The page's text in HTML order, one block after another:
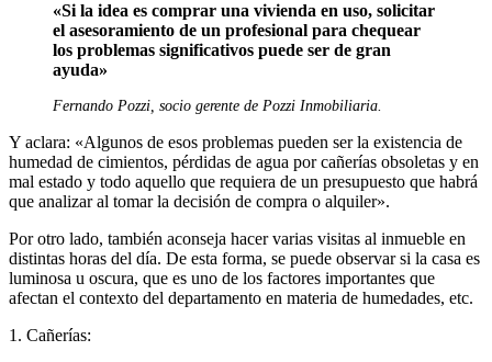
«Si la idea es comprar una vivienda en uso, solicitar
el asesoramiento de un profesional para chequear
los problemas significativos puede ser de gran
ayuda»
Fernando Pozzi, socio gerente de Pozzi Inmobiliaria.
Y aclara: «Algunos de esos problemas pueden ser la existencia de
humedad de cimientos, pérdidas de agua por cañerías obsoletas y en
mal estado y todo aquello que requiera de un presupuesto que habrá
que analizar al tomar la decisión de compra o alquiler».
Por otro lado, también aconseja hacer varias visitas al inmueble en
distintas horas del día. De esta forma, se puede observar si la casa es
luminosa u oscura, que es uno de los factores importantes que
afectan el contexto del departamento en materia de humedades, etc.
1. Cañerías: